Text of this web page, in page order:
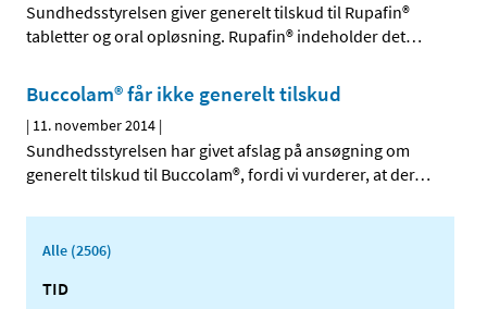
Sundhedsstyrelsen giver generelt tilskud til Rupafin®
tabletter og oral opløsning. Rupafin® indeholder det…
Buccolam® får ikke generelt tilskud
| 11. november 2014 |
Sundhedsstyrelsen har givet afslag på ansøgning om
generelt tilskud til Buccolam®, fordi vi vurderer, at der…
Alle (2506)
TID